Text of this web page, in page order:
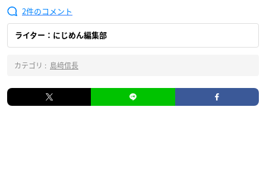
2
ライター：にじめん編集部
カテゴリ : 島﨑信長